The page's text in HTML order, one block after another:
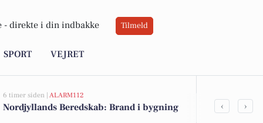
- direkte i din indbakke Tilmeld
SPORT VEJRET
6 timer siden | ALARM112
Nordjyllands Beredskab: Brand i bygning ‹ ›